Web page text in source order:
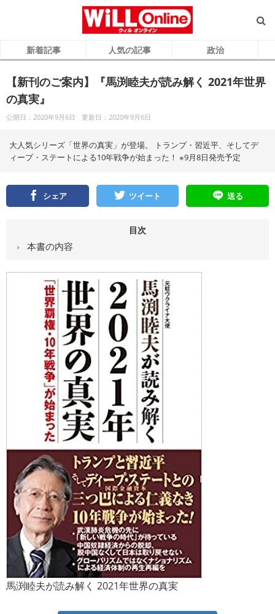
新着記事 人気の記事 政治
【新刊のご案内】『馬渕睦夫が読み解く 2021年世界
の真実』
公開日：2020年9月6日 更新日：2020年9月6日
大人気シリーズ「世界の真実」が登場。 トランプ・習近平、そしてデ
ィープ・ステートによる10年戦争が始まった！ ※9月8日発売予定
シェア ツイート 送る
目次
本書の内容
馬渕睦夫が読み解く 2021年世界の真実